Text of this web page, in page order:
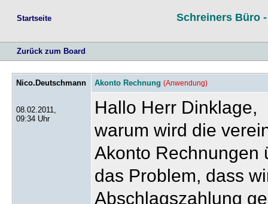
Startseite Schreiners Büro
Zurück zum Board
Nico.Deutschmann
08.02.2011,
09:34 Uhr
Akonto Rechnung (Anwendung)
Hallo Herr Dinklage,
warum wird die
Akonto Rechnungen
das Problem, dass
Abschlagszahlung